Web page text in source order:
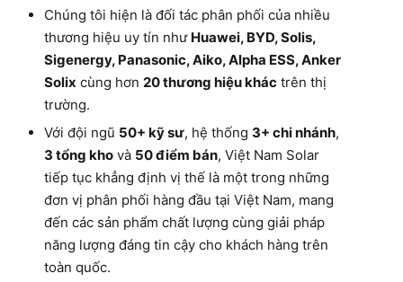
Chúng tôi hiện là đối tác phân phối của nhiều
thương hiệu uy tín như Huawei, BYD, Solis,
Sigenergy, Panasonic, Aiko, Alpha ESS, Anker
Solix cùng hơn 20 thương hiệu khác trên thị
trường.
Với đội ngũ 50+ kỹ sư, hệ thống 3+ chi nhánh,
3 tổng kho và 50 điểm bán, Việt Nam Solar
tiếp tục khẳng định vị thế là một trong những
đơn vị phân phối hàng đầu tại Việt Nam, mang
đến các sản phẩm chất lượng cùng giải pháp
năng lượng đáng tin cậy cho khách hàng trên
toàn quốc.